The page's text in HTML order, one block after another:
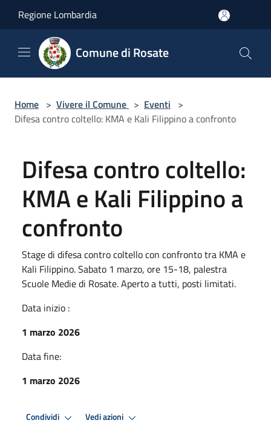
Regione Lombardia
Comune di Rosate
Home > Vivere il Comune > Eventi >
Difesa contro coltello: KMA e Kali Filippino a confronto
Difesa contro coltello:
KMA e Kali Filippino a
confronto
Stage di difesa contro coltello con confronto tra KMA e
Kali Filippino. Sabato 1 marzo, ore 15-18, palestra
Scuole Medie di Rosate. Aperto a tutti, posti limitati.
Data inizio :
1 marzo 2026
Data fine:
1 marzo 2026
Condividi Vedi azioni